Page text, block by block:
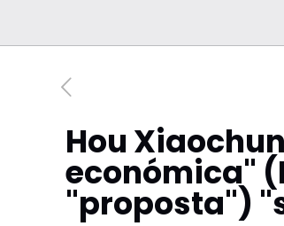
Hou
económica"
"proposta")